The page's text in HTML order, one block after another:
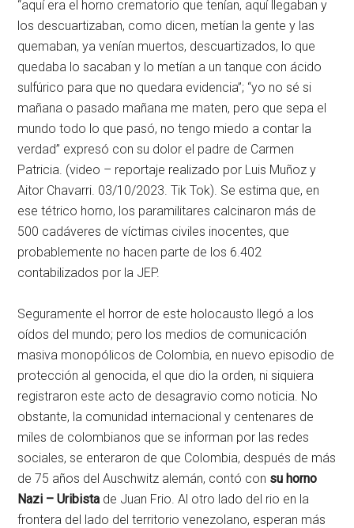
“aquí era el horno crematorio que tenían, aquí llegaban y
los descuartizaban, como dicen, metían la gente y las
quemaban, ya venían muertos, descuartizados, lo que
quedaba lo sacaban y lo metían a un tanque con ácido
sulfúrico para que no quedara evidencia”; “yo no sé si
mañana o pasado mañana me maten, pero que sepa el
mundo todo lo que pasó, no tengo miedo a contar la
verdad” expresó con su dolor el padre de Carmen
Patricia. (video – reportaje realizado por Luis Muñoz y
Aitor Chavarri. 03/10/2023. Tik Tok). Se estima que, en
ese tétrico horno, los paramilitares calcinaron más de
500 cadáveres de víctimas civiles inocentes, que
probablemente no hacen parte de los 6.402
contabilizados por la JEP.
Seguramente el horror de este holocausto llegó a los
oídos del mundo; pero los medios de comunicación
masiva monopólicos de Colombia, en nuevo episodio de
protección al genocida, el que dio la orden, ni siquiera
registraron este acto de desagravio como noticia. No
obstante, la comunidad internacional y centenares de
miles de colombianos que se informan por las redes
sociales, se enteraron de que Colombia, después de más
de 75 años del Auschwitz alemán, contó con su horno
Nazi – Uribista de Juan Frio. Al otro lado del rio en la
frontera del lado del territorio venezolano, esperan más